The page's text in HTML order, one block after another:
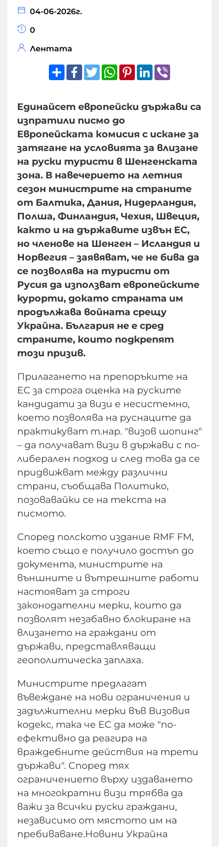
04-06-2026г.
0
Лентата
ShareFacebook
TwitterWhatsApp
Pinterest
LinkedIn
Единайсет европейски държави са
изпратили писмо до
Европейската комисия с искане за
затягане на условията за влизане
на руски туристи в Шенгенската
зона. В навечерието на летния
сезон министрите на страните
от Балтика, Дания, Нидерландия,
Полша, Финландия, Чехия, Швеция,
както и на държавите извън ЕС,
но членове на Шенген – Исландия и
Норвегия – заявяват, че не бива да
се позволява на туристи от
Русия да използват европейските
курорти, докато страната им
продължава войната срещу
Украйна. България не е сред
страните, които подкрепят
този призив.
Прилагането на препоръките на
ЕС за строга оценка на руските
кандидати за визи е несистемно,
което позволява на руснаците да
практикуват т.нар. "визов шопинг"
– да получават визи в държави с по-
либерален подход и след това да се
придвижват между различни
страни, съобщава Политико,
позовавайки се на текста на
писмото.
Според полското издание RMF FM,
което също е получило достъп до
документа, министрите на
външните и вътрешните работи
настояват за строги
законодателни мерки, които да
позволят незабавно блокиране на
влизането на граждани от
държави, представляващи
геополитическа заплаха.
Министрите предлагат
въвеждане на нови ограничения и
задължителни мерки във Визовия
кодекс, така че ЕС да може "по-
ефективно да реагира на
враждебните действия на трети
държави". Според тях
ограничението върху издаването
на многократни визи трябва да
важи за всички руски граждани,
независимо от мястото им на
пребиваване.Новини Украйна